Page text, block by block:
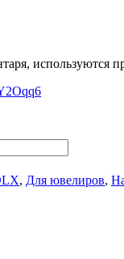
используются
, Для ювелиров,